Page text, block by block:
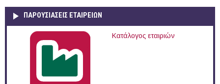
ΠΑΡΟΥΣΙΆΣΕΙΣ ΕΤΑΙΡΕΙΏΝ
Κατάλογος εταιριών